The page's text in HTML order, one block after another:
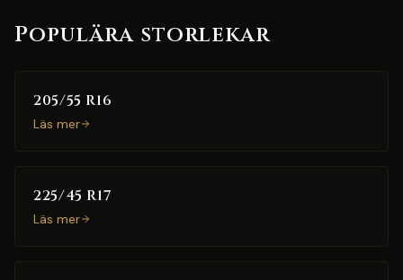
Populära storlekar
205/55 R16
Läs mer
225/45 R17
Läs mer